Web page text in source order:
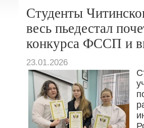
Студенты
весь пьедестал
конкурса ФССП и
23.01.2026